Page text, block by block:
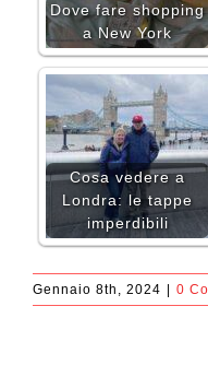
Dove fare shopping
a New York
Cosa vedere a
Londra: le tappe
imperdibili
Gennaio 8th, 2024 0